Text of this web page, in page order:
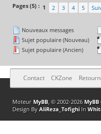
Pages (5) : 1 2 3 4 5
Nouveaux messages
Sujet populaire (Nouveau)
Sujet populaire (Ancien)
Contact CKZone
Moteur MyBB, © 2002-2026
Design By AliReza_TofighiIn